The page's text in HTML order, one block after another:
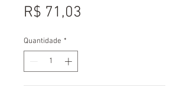
R$ 71,03
Quantidade *